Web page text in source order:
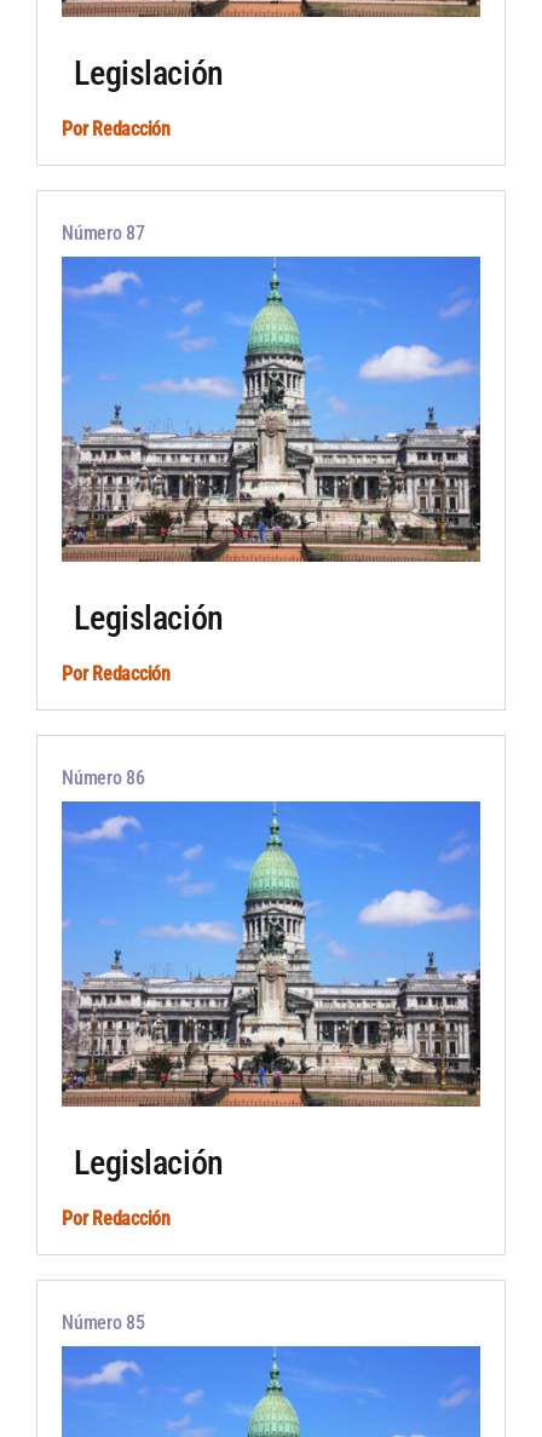
Legislación
PorRedacción
Número 87
Legislación
PorRedacción
Número 86
Legislación
PorRedacción
Número 85